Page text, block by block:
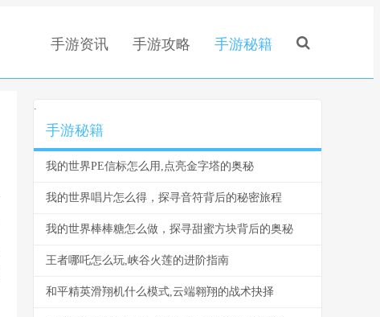
手游资讯 手游攻略 手游秘籍
.
手游秘籍
我的世界PE信标怎么用,点亮金字塔的奥秘
我的世界唱片怎么得，探寻音符背后的秘密旅程
我的世界棒棒糖怎么做，探寻甜蜜方块背后的奥秘
王者哪吒怎么玩,峡谷火莲的进阶指南
和平精英滑翔机什么模式,云端翱翔的战术抉择